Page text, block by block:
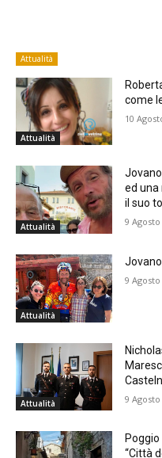
Attualità
Attualità
come
10
Attualità
ed una
il suo
9 Agosto
Attualità
9
Attualità 9 Agosto
“Città